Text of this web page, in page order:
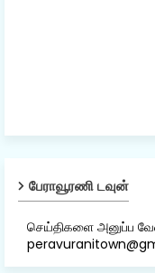
பேராவூரணி டவுன்
செய்திகளை அனுப்ப